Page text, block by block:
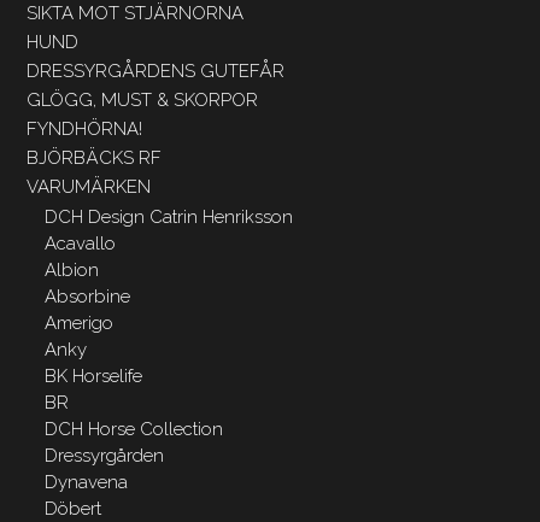
SIKTA MOT STJÄRNORNA
HUND
DRESSYRGÅRDENS GUTEFÅR
GLÖGG, MUST & SKORPOR
FYNDHÖRNA!
BJÖRBÄCKS RF
VARUMÄRKEN
DCH Design Catrin Henriksson
Acavallo
Albion
Absorbine
Amerigo
Anky
BK Horselife
BR
DCH Horse Collection
Dressyrgården
Dynavena
Döbert